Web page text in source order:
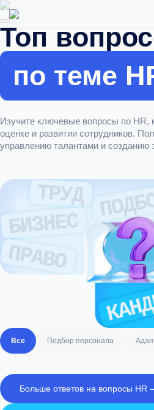
Топ
по теме
Изучите ключевые вопросы по HR,
оценке и развитии сотрудников.
управлению талантами и
Все Подбор персонала
Больше ответов на вопросы HR